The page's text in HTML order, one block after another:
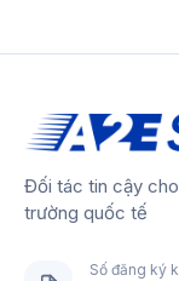
Đối tác tin cậy
trường quốc tế
Số đăng ký